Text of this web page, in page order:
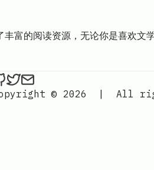
富的阅读资源，无论你是喜欢
ethan4768 on Github
ethan4768 on Twitter
© 2026
| All